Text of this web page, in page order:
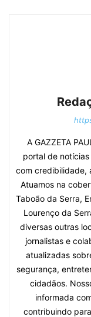
A GAZZETA
portal de
com credibilidade,
Atuamos na
Taboão da Serra,
Lourenço da
diversas outras
jornalistas e
atualizadas
segurança,
cidadãos.
informada
contribuindo